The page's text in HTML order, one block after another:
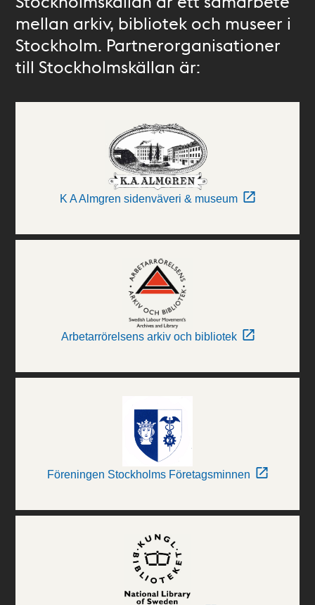
mellan arkiv, bibliotek och museer i
Stockholm. Partnerorganisationer
till Stockholmskällan är:
K A Almgren sidenväveri & museum
Arbetarrörelsens arkiv och bibliotek
Föreningen Stockholms Företagsminnen